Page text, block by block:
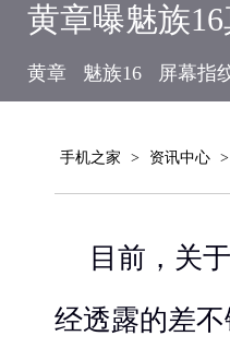
黄章曝魅族
黄章 魅族16 屏幕指
手机之家 > 资讯中心 >
目前，关
经透露的差